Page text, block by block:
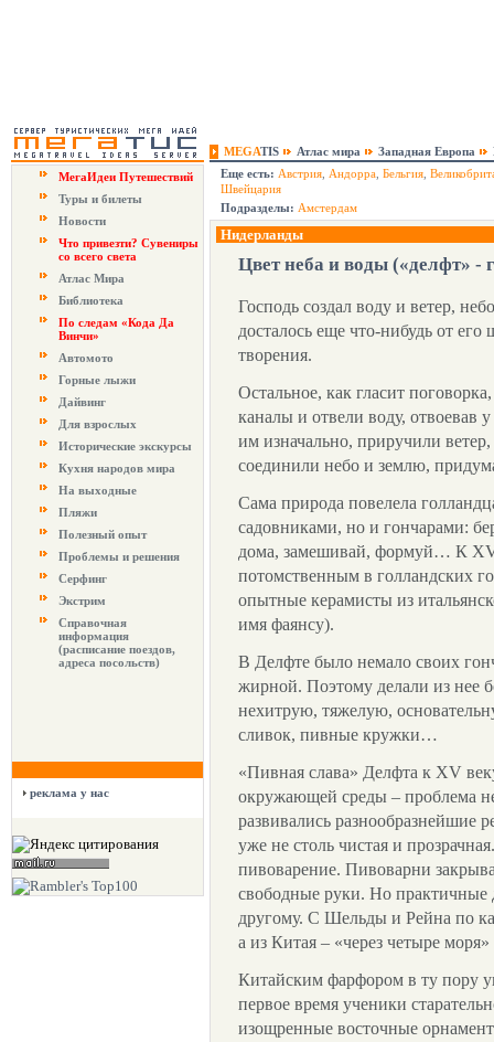
MEGATIS Атлас мира Западная Европа
МегаИдеи Путешествий
Туры и билеты
Новости
Что привезти? Сувениры
со всего света
Атлас Мира
Библиотека
По следам «Кода Да
Винчи»
Автомото
Горные лыжи
Дайвинг
Для взрослых
Исторические экскурсы
Кухня народов мира
На выходные
Пляжи
Полезный опыт
Проблемы и решения
Серфинг
Экстрим
Справочная
информация
(расписание поездов,
адреса посольств)
реклама у нас
Еще есть: Австрия Андорра Бельгия
Швейцария
Подразделы: Амстердам
Нидерланды
Цвет неба и воды («делфт» -
Господь создал воду и ветер,
досталось еще что-нибудь от
творения.
Остальное, как гласит
каналы и отвели воду,
им изначально, приручили
соединили небо и землю,
Сама природа повелела
садовниками, но и гончарами:
дома, замешивай, формуй… К XV
потомственным в голландских
опытные керамисты из
имя фаянсу).
В Делфте было немало своих
жирной. Поэтому делали из нее
нехитрую, тяжелую,
сливок, пивные кружки…
«Пивная слава» Делфта к XV
окружающей среды – проблема
развивались разнообразнейшие
уже не столь чистая и
пивоварение. Пивоварни
свободные руки. Но
другому. С Шельды и Рейна по
а из Китая – «через четыре
Китайским фарфором в ту пору
первое время ученики
изощренные восточные